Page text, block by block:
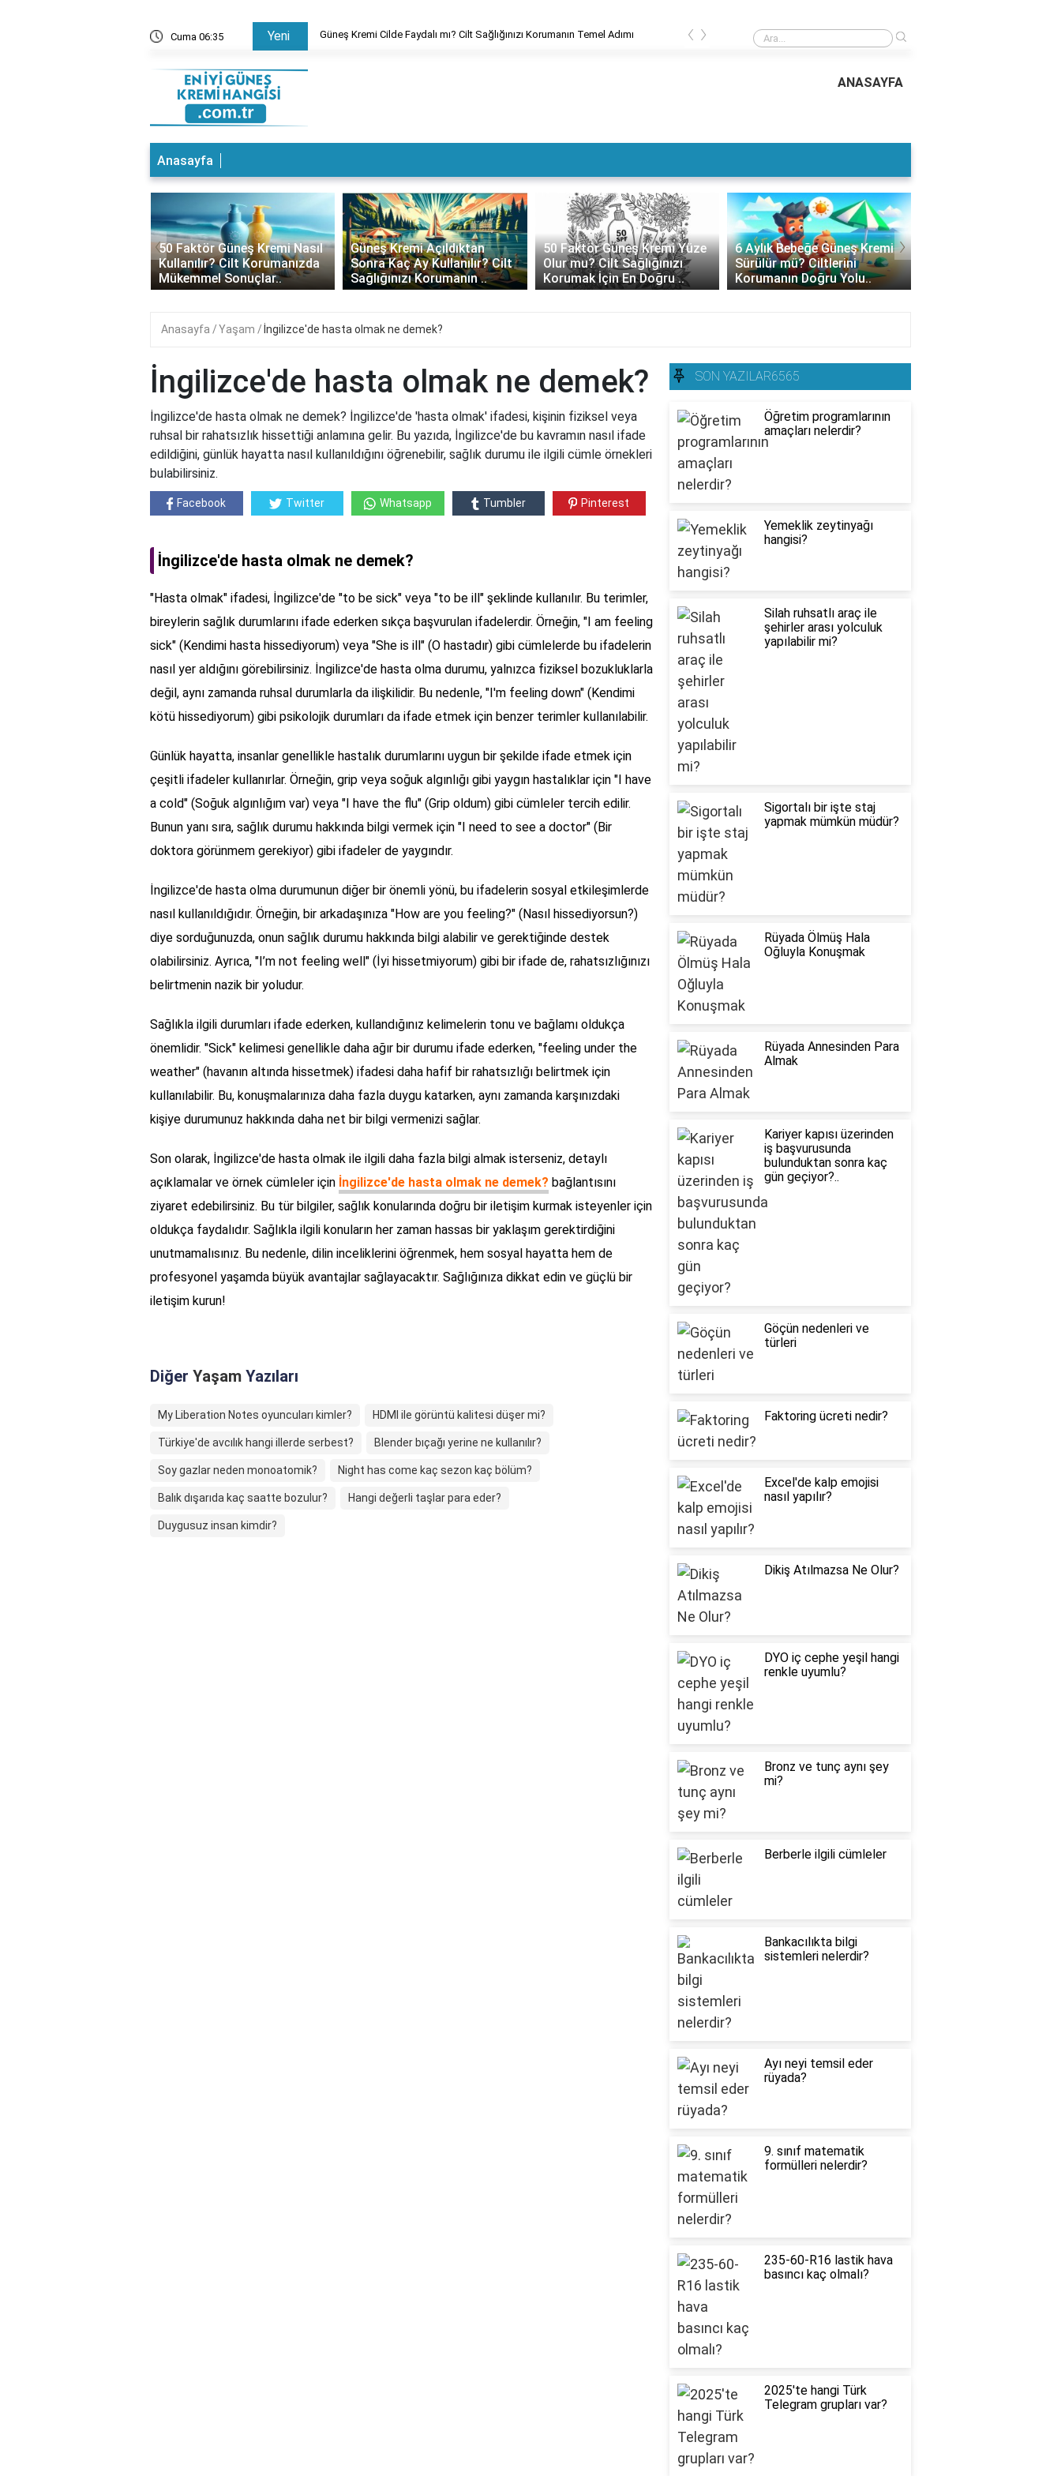
Cuma 06:35 Yeni
Ne Sürülür? Cilt Bakımında Doğru Bilgiler Güneş Kremi Cilde Faydalı mı? Cilt Sağlığınızı Korumanın Temel Adımı
Güneş Kremi Buzdolabına Konur mu? Cilt Sağlığınızı Korumak İçin Doğru
Yöntemleri..
‹ ›
ANASAYFA
Anasayfa
50 Faktör Güneş Kremi Nasıl
Kullanılır? Cilt Korumanızda
Mükemmel Sonuçlar..
Güneş Kremi Açıldıktan
Sonra Kaç Ay Kullanılır? Cilt
Sağlığınızı Korumanın ..
50 Faktör Güneş Kremi Yüze
Olur mu? Cilt Sağlığınızı
Korumak İçin En Doğru ..
6 Aylık Bebeğe Güneş Kremi
Sürülür mü? Ciltlerini
Korumanın Doğru Yolu..
‹ ›
Anasayfa Yaşam İngilizce'de hasta olmak ne demek?
İngilizce'de hasta olmak ne demek?
İngilizce'de hasta olmak ne demek? İngilizce'de 'hasta olmak' ifadesi, kişinin fiziksel veya
ruhsal bir rahatsızlık hissettiği anlamına gelir. Bu yazıda, İngilizce'de bu kavramın nasıl ifade
edildiğini, günlük hayatta nasıl kullanıldığını öğrenebilir, sağlık durumu ile ilgili cümle örnekleri
bulabilirsiniz.
Facebook Twitter Whatsapp Tumbler Pinterest
İngilizce'de hasta olmak ne demek?
"Hasta olmak" ifadesi, İngilizce'de "to be sick" veya "to be ill" şeklinde kullanılır. Bu terimler,
bireylerin sağlık durumlarını ifade ederken sıkça başvurulan ifadelerdir. Örneğin, "I am feeling
sick" (Kendimi hasta hissediyorum) veya "She is ill" (O hastadır) gibi cümlelerde bu ifadelerin
nasıl yer aldığını görebilirsiniz. İngilizce'de hasta olma durumu, yalnızca fiziksel bozukluklarla
değil, aynı zamanda ruhsal durumlarla da ilişkilidir. Bu nedenle, "I'm feeling down" (Kendimi
kötü hissediyorum) gibi psikolojik durumları da ifade etmek için benzer terimler kullanılabilir.
Günlük hayatta, insanlar genellikle hastalık durumlarını uygun bir şekilde ifade etmek için
çeşitli ifadeler kullanırlar. Örneğin, grip veya soğuk algınlığı gibi yaygın hastalıklar için "I have
a cold" (Soğuk algınlığım var) veya "I have the flu" (Grip oldum) gibi cümleler tercih edilir.
Bunun yanı sıra, sağlık durumu hakkında bilgi vermek için "I need to see a doctor" (Bir
doktora görünmem gerekiyor) gibi ifadeler de yaygındır.
İngilizce'de hasta olma durumunun diğer bir önemli yönü, bu ifadelerin sosyal etkileşimlerde
nasıl kullanıldığıdır. Örneğin, bir arkadaşınıza "How are you feeling?" (Nasıl hissediyorsun?)
diye sorduğunuzda, onun sağlık durumu hakkında bilgi alabilir ve gerektiğinde destek
olabilirsiniz. Ayrıca, "I’m not feeling well" (İyi hissetmiyorum) gibi bir ifade de, rahatsızlığınızı
belirtmenin nazik bir yoludur.
Sağlıkla ilgili durumları ifade ederken, kullandığınız kelimelerin tonu ve bağlamı oldukça
önemlidir. "Sick" kelimesi genellikle daha ağır bir durumu ifade ederken, "feeling under the
weather" (havanın altında hissetmek) ifadesi daha hafif bir rahatsızlığı belirtmek için
kullanılabilir. Bu, konuşmalarınıza daha fazla duygu katarken, aynı zamanda karşınızdaki
kişiye durumunuz hakkında daha net bir bilgi vermenizi sağlar.
Son olarak, İngilizce'de hasta olmak ile ilgili daha fazla bilgi almak isterseniz, detaylı
açıklamalar ve örnek cümleler için İngilizce'de hasta olmak ne demek? bağlantısını
ziyaret edebilirsiniz. Bu tür bilgiler, sağlık konularında doğru bir iletişim kurmak isteyenler için
oldukça faydalıdır. Sağlıkla ilgili konuların her zaman hassas bir yaklaşım gerektirdiğini
unutmamalısınız. Bu nedenle, dilin inceliklerini öğrenmek, hem sosyal hayatta hem de
profesyonel yaşamda büyük avantajlar sağlayacaktır. Sağlığınıza dikkat edin ve güçlü bir
iletişim kurun!
Diğer Yaşam Yazıları
My Liberation Notes oyuncuları kimler? HDMI ile görüntü kalitesi düşer mi?
Türkiye'de avcılık hangi illerde serbest? Blender bıçağı yerine ne kullanılır?
Soy gazlar neden monoatomik? Night has come kaç sezon kaç bölüm?
Balık dışarıda kaç saatte bozulur? Hangi değerli taşlar para eder?
Duygusuz insan kimdir?
SON YAZILAR6565
Öğretim programlarının
amaçları nelerdir?
Yemeklik zeytinyağı
hangisi?
Silah ruhsatlı araç ile
şehirler arası yolculuk
yapılabilir mi?
Sigortalı bir işte staj
yapmak mümkün müdür?
Rüyada Ölmüş Hala
Oğluyla Konuşmak
Rüyada Annesinden Para
Almak
Kariyer kapısı üzerinden
iş başvurusunda
bulunduktan sonra kaç
gün geçiyor?..
Göçün nedenleri ve
türleri
Faktoring ücreti nedir?
Excel'de kalp emojisi
nasıl yapılır?
Dikiş Atılmazsa Ne Olur?
DYO iç cephe yeşil hangi
renkle uyumlu?
Bronz ve tunç aynı şey
mi?
Berberle ilgili cümleler
Bankacılıkta bilgi
sistemleri nelerdir?
Ayı neyi temsil eder
rüyada?
9. sınıf matematik
formülleri nelerdir?
235-60-R16 lastik hava
basıncı kaç olmalı?
2025'te hangi Türk
Telegram grupları var?